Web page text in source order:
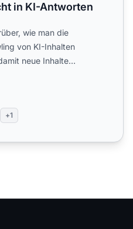
in KI-Antworten
wie man die
von KI-Inhalten
neue Inhalte
+1